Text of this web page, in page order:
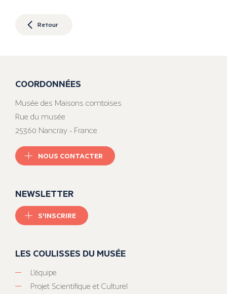
Retour
COORDONNÉES
Musée des Maisons comtoises
Rue du musée
25360 Nancray - France
NOUS CONTACTER
NEWSLETTER
S'INSCRIRE
LES COULISSES DU MUSÉE
L’équipe
Projet Scientifique et Culturel